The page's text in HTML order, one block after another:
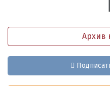
Архив